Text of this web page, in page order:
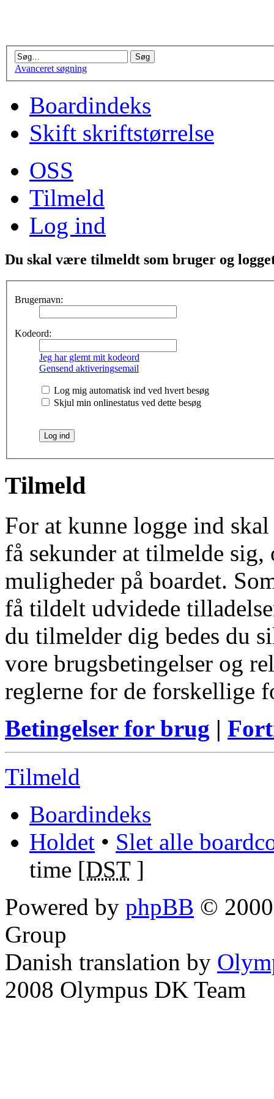
Avanceret søgning
Boardindeks
Skift skriftstørrelse
OSS
Tilmeld
Log ind
Du skal være tilmeldt som bruger og
Brugernavn:
Kodeord:
Jeg har glemt mit kodeord
Gensend aktiveringsemail
Log mig automatisk ind ved hvert besøg
Skjul min onlinestatus ved dette besøg
Tilmeld
For at kunne logge ind
få sekunder at tilmelde
muligheder på boardet.
få tildelt udvidede
du tilmelder dig bedes du
vore brugsbetingelser og
reglerne for de forskellige
Betingelser for brug |
Tilmeld
Boardindeks
Holdet • Slet alle
time [DST]
Powered by phpBB ©
Group
Danish translation by
2008 Olympus DK Team